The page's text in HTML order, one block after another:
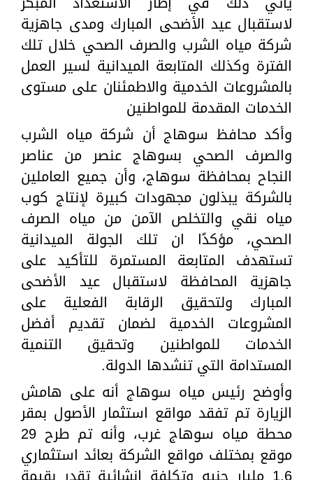
لاستقبال عيد الأضحى المبارك ومدى جاهزية
شركة مياه الشرب والصرف الصحي خلال تلك
الفترة وكذلك المتابعة الميدانية لسير العمل
بالمشروعات الخدمية والاطمئنان على مستوى
الخدمات المقدمة للمواطنين
وأكد محافظ سوهاج أن شركة مياه الشرب
والصرف الصحي بسوهاج عنصر من عناصر
النجاح بمحافظة سوهاج، وأن جميع العاملين
بالشركة يبذلون مجهودات كبيرة لإنتاج كوب
مياه نقي والتخلص الآمن من مياه الصرف
الصحي، مؤكدًا ان تلك الجولة الميدانية
تستهدف المتابعة المستمرة للتأكيد على
جاهزية المحافظة لاستقبال عيد الأضحى
المبارك ولتحقيق الرقابة الفعلية على
المشروعات الخدمية لضمان تقديم أفضل
الخدمات للمواطنين وتحقيق التنمية
المستدامة التي تنشدها الدولة.
وأوضح رئيس مياه سوهاج أنه على هامش
الزيارة تم تفقد مواقع استثمار الأصول بمقر
محطة مياه سوهاج غرب، وأنه تم طرح 29
موقع بمختلف مواقع الشركة بعائد استثماري